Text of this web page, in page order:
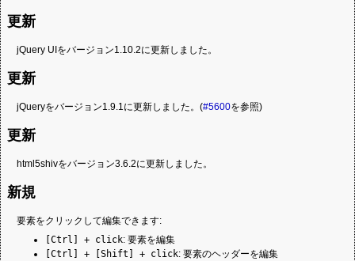
更新
jQuery UIをバージョン1.10.2に更新しました。
更新
jQueryをバージョン1.9.1に更新しました。(#5600を参照)
更新
html5shivをバージョン3.6.2に更新しました。
新規
要素をクリックして編集できます:
[Ctrl] + click: 要素を編集
[Ctrl] + [Shift] + click: 要素のヘッダーを編集